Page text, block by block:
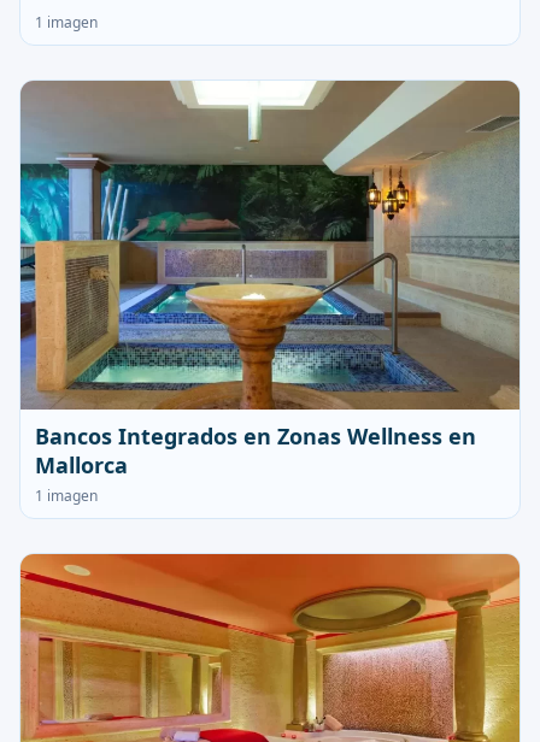
1 imagen
Bancos Integrados en Zonas Wellness en
Mallorca
1 imagen